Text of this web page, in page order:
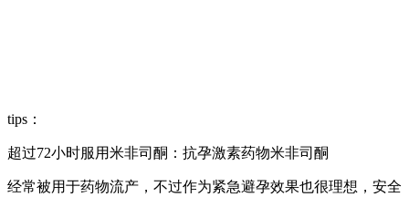
tips：
超过72小时服用米非司酮：抗孕激素药物米非司酮
经常被用于药物流产，不过作为紧急避孕效果也很理想，安全